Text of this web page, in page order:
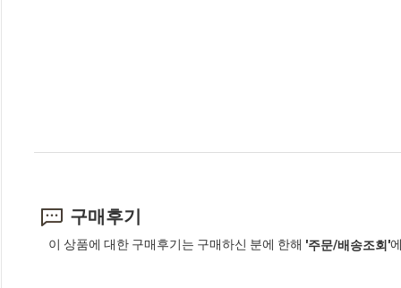
구매후기
이 상품에 대한 구매후기는 구매하신 분에 한해 '주문/배송조회'